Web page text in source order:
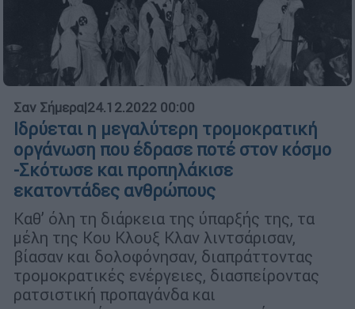
Σαν Σήμερα|24.12.2022 00:00
Ιδρύεται η μεγαλύτερη τρομοκρατική
οργάνωση που έδρασε ποτέ στον κόσμο
-Σκότωσε και προπηλάκισε
εκατοντάδες ανθρώπους
Καθ’ όλη τη διάρκεια της ύπαρξής της, τα
μέλη της Κου Κλουξ Κλαν λιντσάρισαν,
βίασαν και δολοφόνησαν, διαπράττοντας
τρομοκρατικές ενέργειες, διασπείροντας
ρατσιστική προπαγάνδα και